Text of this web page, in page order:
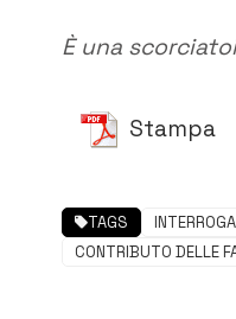
È una
Stampa
TAGS
CONTRIBUTO DELLE